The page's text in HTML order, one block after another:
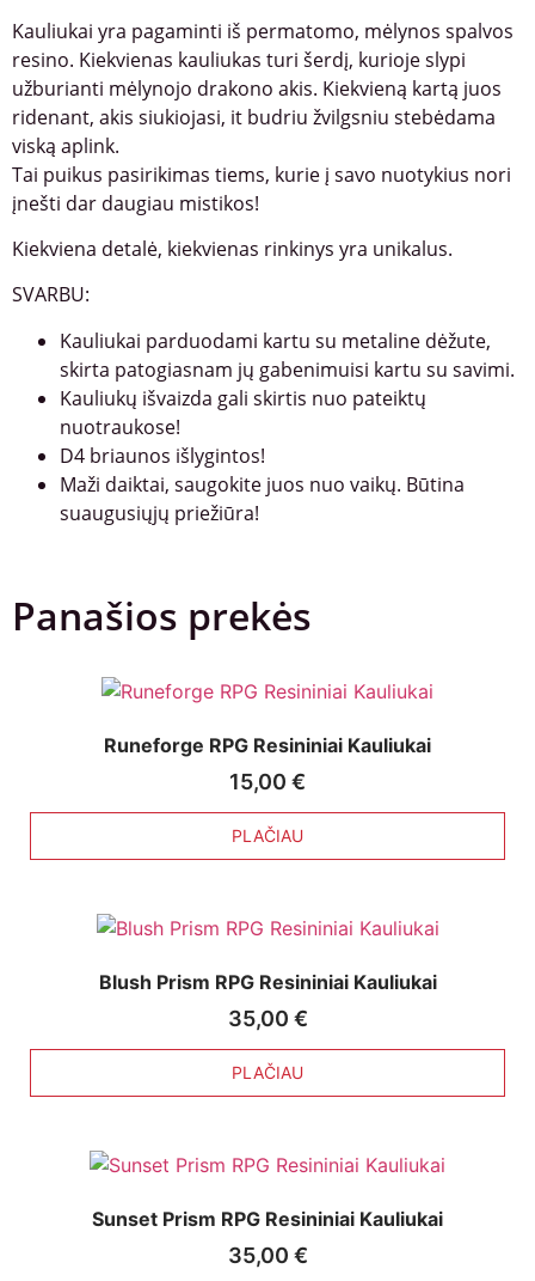
Kauliukai yra pagaminti iš permatomo, mėlynos spalvos
resino. Kiekvienas kauliukas turi šerdį, kurioje slypi
užburianti mėlynojo drakono akis. Kiekvieną kartą juos
ridenant, akis siukiojasi, it budriu žvilgsniu stebėdama
viską aplink.
Tai puikus pasirikimas tiems, kurie į savo nuotykius nori
įnešti dar daugiau mistikos!
Kiekviena detalė, kiekvienas rinkinys yra unikalus.
SVARBU:
Kauliukai parduodami kartu su metaline dėžute,
skirta patogiasnam jų gabenimuisi kartu su savimi.
Kauliukų išvaizda gali skirtis nuo pateiktų
nuotraukose!
D4 briaunos išlygintos!
Maži daiktai, saugokite juos nuo vaikų. Būtina
suaugusiųjų priežiūra!
Panašios prekės
Runeforge RPG Resininiai Kauliukai
15,00 €
PLAČIAU
Blush Prism RPG Resininiai Kauliukai
35,00 €
PLAČIAU
Sunset Prism RPG Resininiai Kauliukai
35,00 €